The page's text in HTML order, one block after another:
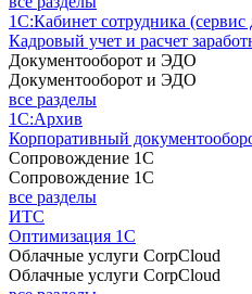
1С:Кабинет сотрудника
Кадровый учет и расчет
Документооборот и ЭДО
Документооборот и ЭДО
все разделы
1С:Архив
Корпоративный
Сопровождение 1С
Сопровождение 1С
все разделы
ИТС
Оптимизация 1С
Облачные услуги CorpCloud
Облачные услуги CorpCloud